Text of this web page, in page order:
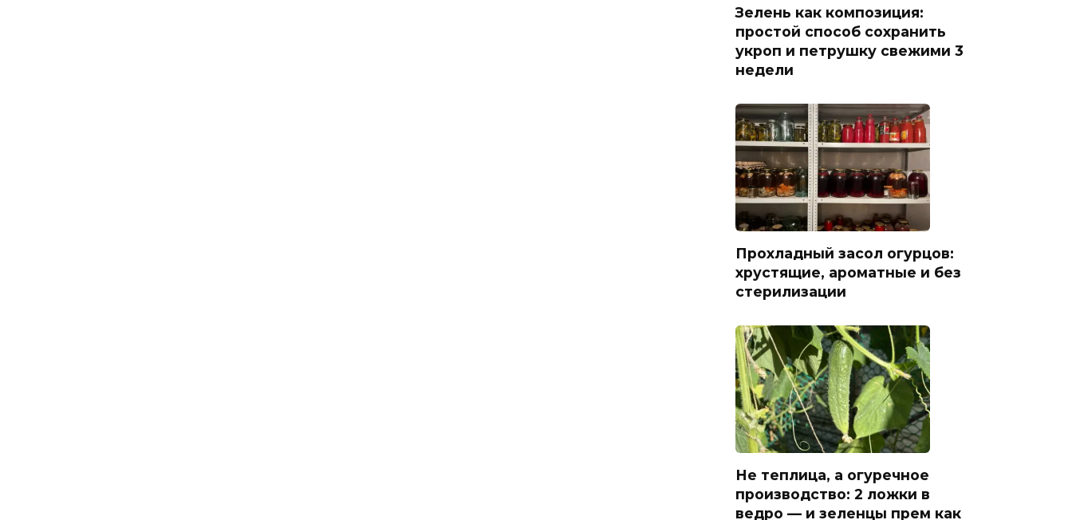
Зелень как композиция:
простой способ сохранить
укроп и петрушку свежими 3
недели
Прохладный засол огурцов:
хрустящие, ароматные и без
стерилизации
Не теплица, а огуречное
производство: 2 ложки в
ведро — и зеленцы прем как